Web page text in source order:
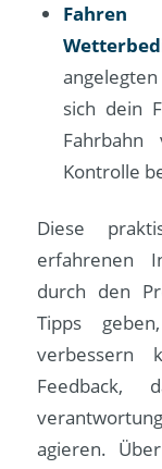
sich dein
Kontrolle
Diese
erfahrenen
durch den
Tipps
verbessern
agieren.